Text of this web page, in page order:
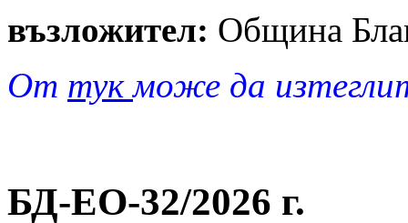
възложител: Община
От тукможе да
БД-EO-32/2026 г.